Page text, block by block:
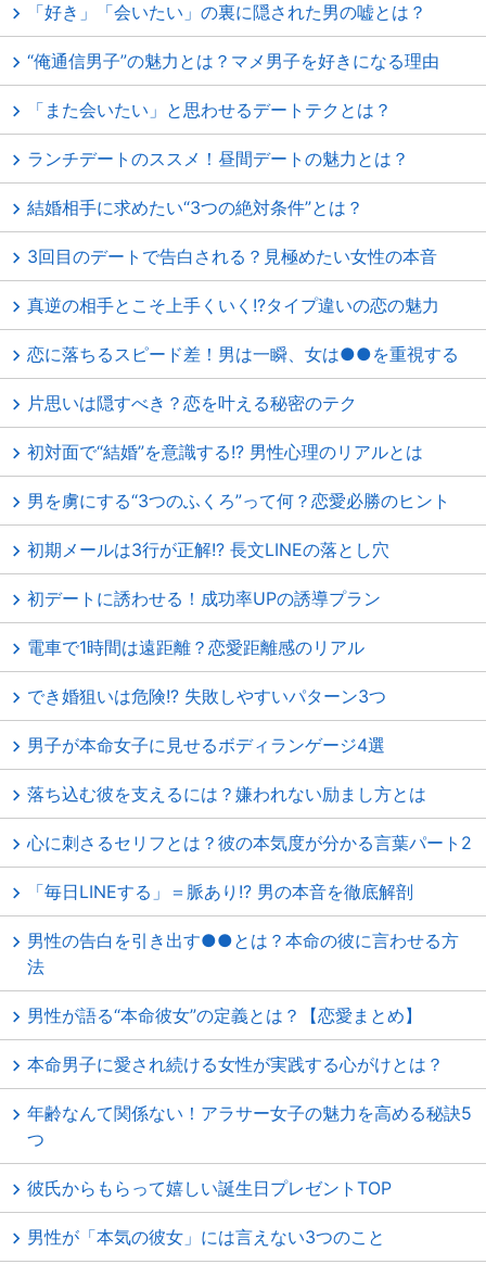
「好き」「会いたい」の裏に隠された男の嘘とは？
“俺通信男子”の魅力とは？マメ男子を好きになる理由
「また会いたい」と思わせるデートテクとは？
ランチデートのススメ！昼間デートの魅力とは？
結婚相手に求めたい“3つの絶対条件”とは？
3回目のデートで告白される？見極めたい女性の本音
真逆の相手とこそ上手くいく!?タイプ違いの恋の魅力
恋に落ちるスピード差！男は一瞬、女は●●を重視する
片思いは隠すべき？恋を叶える秘密のテク
初対面で“結婚”を意識する!? 男性心理のリアルとは
男を虜にする“3つのふくろ”って何？恋愛必勝のヒント
初期メールは3行が正解!? 長文LINEの落とし穴
初デートに誘わせる！成功率UPの誘導プラン
電車で1時間は遠距離？恋愛距離感のリアル
でき婚狙いは危険!? 失敗しやすいパターン3つ
男子が本命女子に見せるボディランゲージ4選
落ち込む彼を支えるには？嫌われない励まし方とは
心に刺さるセリフとは？彼の本気度が分かる言葉パート2
「毎日LINEする」＝脈あり!? 男の本音を徹底解剖
男性の告白を引き出す●●とは？本命の彼に言わせる方
法
男性が語る“本命彼女”の定義とは？【恋愛まとめ】
本命男子に愛され続ける女性が実践する心がけとは？
年齢なんて関係ない！アラサー女子の魅力を高める秘訣5
つ
彼氏からもらって嬉しい誕生日プレゼントTOP
男性が「本気の彼女」には言えない3つのこと